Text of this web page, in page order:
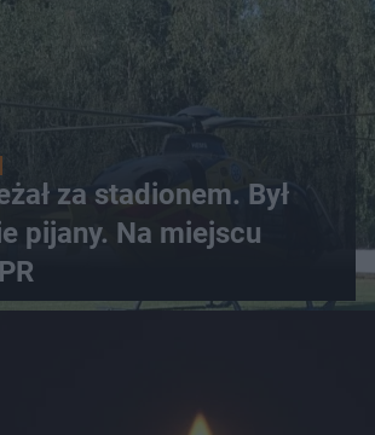
za stadionem. Był
pijany. Na miejscu